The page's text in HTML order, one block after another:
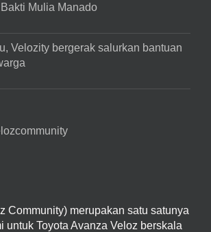
Mulia Manado
Velozity bergerak salurkan bantuan
Community) merupakan satu satunya
untuk Toyota Avanza Veloz berskala